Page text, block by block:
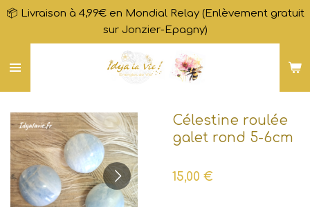
Passer
contenu
principal
📦 Livraison à 4,99€ en Mondial Relay (Enlèvement gratuit
sur Jonzier-Epagny)
Célestine roulée
galet rond 5-6cm
15,00 €